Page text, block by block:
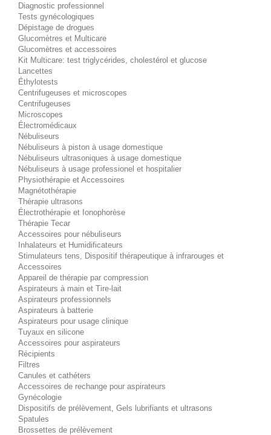
Diagnostic professionnel
Tests gynécologiques
Dépistage de drogues
Glucomètres et Multicare
Glucomètres et accessoires
Kit Multicare: test triglycérides, cholestérol et glucose
Lancettes
Éthylotests
Centrifugeuses et microscopes
Centrifugeuses
Microscopes
Électromédicaux
Nébuliseurs
Nébuliseurs à piston à usage domestique
Nébuliseurs ultrasoniques à usage domestique
Nébuliseurs à usage professionel et hospitalier
Physiothérapie et Accessoires
Magnétothérapie
Thérapie ultrasons
Électrothérapie et Ionophorèse
Thérapie Tecar
Accessoires pour nébuliseurs
Inhalateurs et Humidificateurs
Stimulateurs tens, Dispositif thérapeutique à infrarouges et
Accessoires
Appareil de thérapie par compression
Aspirateurs à main et Tire-lait
Aspirateurs professionnels
Aspirateurs à batterie
Aspirateurs pour usage clinique
Tuyaux en silicone
Accessoires pour aspirateurs
Récipients
Filtres
Canules et cathéters
Accessoires de rechange pour aspirateurs
Gynécologie
Dispositifs de prélèvement, Gels lubrifiants et ultrasons
Spatules
Brossettes de prélèvement